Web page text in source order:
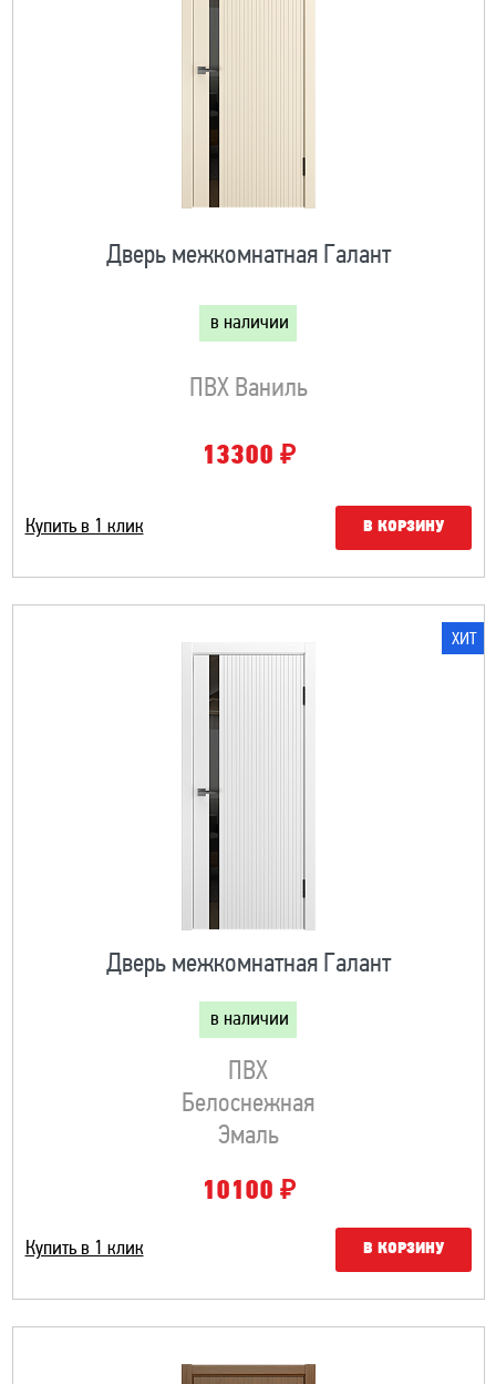
Дверь межкомнатная Галант
в наличии
ПВХ Ваниль
13300 ₽
Купить в 1 клик В КОРЗИНУ
ХИТ
Дверь межкомнатная Галант
в наличии
ПВХ
Белоснежная
Эмаль
10100 ₽
Купить в 1 клик В КОРЗИНУ